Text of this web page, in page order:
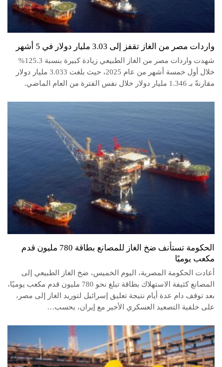
واردات مصر من الغاز تقفز إلى 3.03 مليار دولار في 5 أشهر
شهدت واردات مصر من الغاز الطبيعي زيادة كبيرة بنسبة 125.3%
خلال أول خمسة أشهر من عام 2025، حيث بلغت 3.033 مليار دولار
مقارنةً بـ 1.346 مليار دولار خلال نفس الفترة من العام الماضي.
الحكومة تستأنف ضخ الغاز للمصانع بطاقة 780 مليون قدم
مكعب يوميًا
أعادت الحكومة المصرية، اليوم الخميس، ضخ الغاز الطبيعي إلى
المصانع كثيفة الاستهلاك بطاقة تبلغ نحو 780 مليون قدم مكعب يوميًا،
بعد توقف دام عدة أيام نتيجة تعليق إسرائيل لتوريد الغاز إلى مصر،
على خلفية التصعيد العسكري الأخير مع إيران، بحسب…